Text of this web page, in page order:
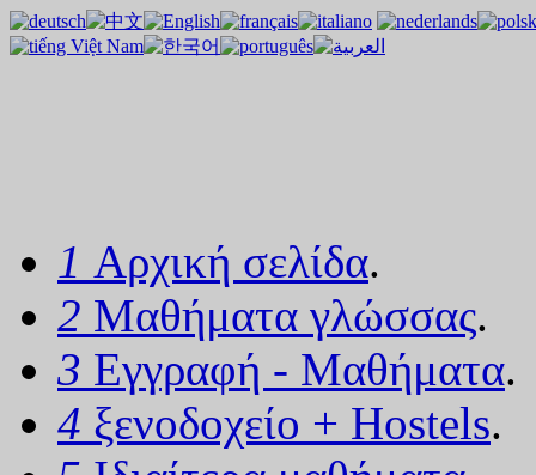
1 Αρχική σελίδα.
2 Μαθήματα γλώσσας.
3 Εγγραφή - Μαθήματα.
4 ξενοδοχείο + Hostels.